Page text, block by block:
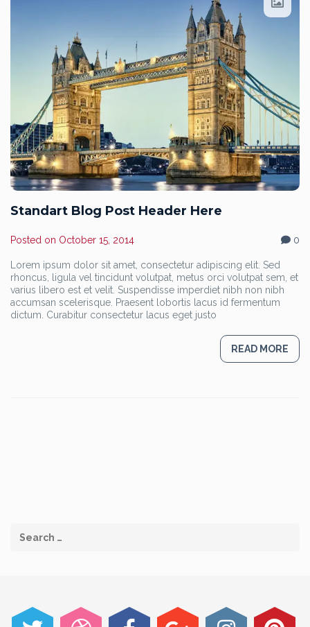
Standart Blog Post Header Here
Posted on October 15, 2014 0
Lorem ipsum dolor sit amet, consectetur adipiscing elit. Sed
rhoncus, ligula vel tincidunt volutpat, metus orci volutpat sem, et
varius libero est et velit. Suspendisse imperdiet nibh non nibh
accumsan scelerisque. Praesent lobortis lacus id fermentum
dictum. Curabitur consectetur lacus eget justo
READ MORE